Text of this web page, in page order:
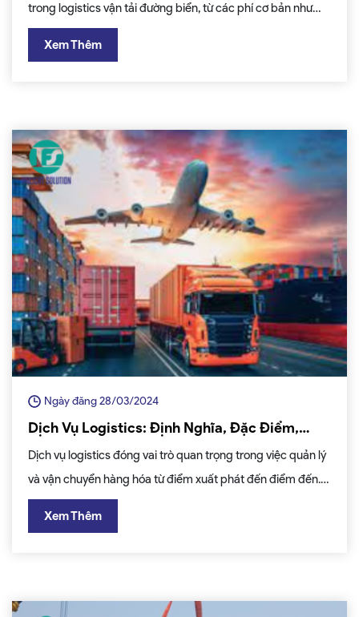
trong logistics vận tải đường biển, từ các phí cơ bản như
Ocean Freight đến các khoản phụ phí như Emergency
Xem Thêm
Ngày đăng 28/03/2024
Dịch Vụ Logistics: Định Nghĩa, Đặc Điểm,
Phân Loại và Quy Trình
Dịch vụ logistics đóng vai trò quan trọng trong việc quản lý
và vận chuyển hàng hóa từ điểm xuất phát đến điểm đến.
Bài viết này sẽ cung cấp cái nhìn tổng quan về dịch vụ
Xem Thêm